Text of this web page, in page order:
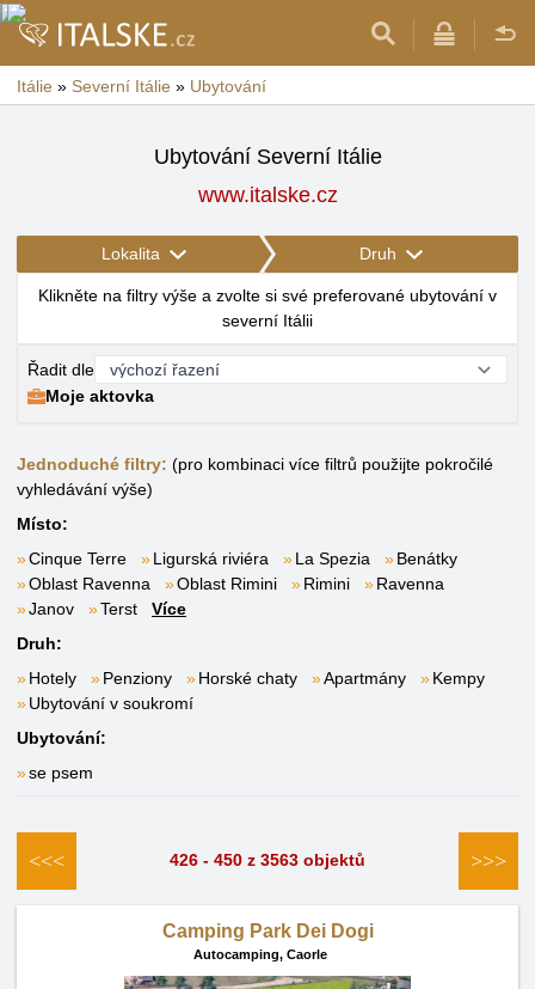
Itálie » Severní Itálie » Ubytování
Ubytování Severní Itálie
www.italske.cz
Lokalita Druh
Klikněte na filtry výše a zvolte si své preferované ubytování v
severní Itálii
Řadit dle
Moje aktovka
Jednoduché filtry: (pro kombinaci více filtrů použijte pokročilé
vyhledávání výše)
Místo:
Cinque Terre
Ligurská riviéra La Spezia
Benátky
Oblast Ravenna
Oblast Rimini Rimini
Ravenna
Janov
Terst
Více
Druh:
Hotely
Penziony Horské chaty Apartmány
Kempy
Ubytování v soukromí
Ubytování:
se psem
<<< 426 - 450 z 3563 objektů >>>
Camping Park Dei Dogi
Autocamping, Caorle